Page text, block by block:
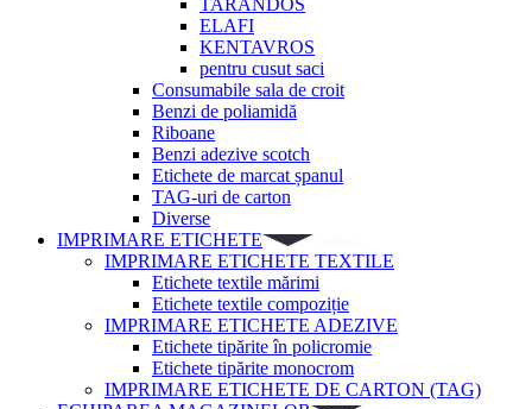
TARANDOS
ELAFI
KENTAVROS
pentru cusut saci
Consumabile sala de croit
Benzi de poliamidă
Riboane
Benzi adezive scotch
Etichete de marcat șpanul
TAG-uri de carton
Diverse
IMPRIMARE ETICHETE
IMPRIMARE ETICHETE TEXTILE
Etichete textile mărimi
Etichete textile compoziție
IMPRIMARE ETICHETE ADEZIVE
Etichete tipărite în policromie
Etichete tipărite monocrom
IMPRIMARE ETICHETE DE CARTON (TAG)